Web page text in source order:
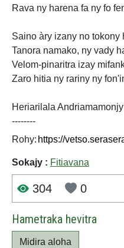
Rava ny harena fa ny fo
Saino àry izany no tokony
Tanora namako, ny vady
Velom-pinaritra izay
Zaro hitia ny rariny ny
Heriarilala
--------
Rohy:
Sokajy : Fitiavana
304 0
Hametraka hevitra
Midira aloha